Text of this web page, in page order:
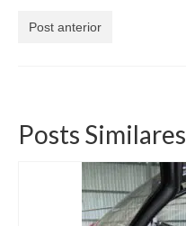
Post anterior
Posts Similares